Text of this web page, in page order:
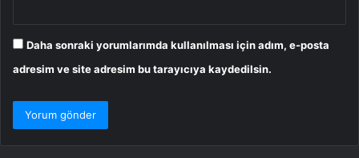
Daha sonraki yorumlarımda kullanılması için adım, e-posta
adresim ve site adresim bu tarayıcıya kaydedilsin.